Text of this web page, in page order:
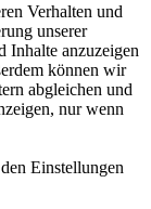
Verhalten und
unserer
Inhalte anzuzeigen
können wir
abgleichen und
nur wenn
Einstellungen